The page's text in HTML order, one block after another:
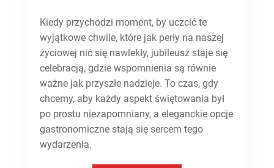
Kiedy przychodzi moment, by uczcić te
wyjątkowe chwile, które jak perły na naszej
życiowej nić się nawlekły, jubileusz staje się
celebracją, gdzie wspomnienia są równie
ważne jak przyszłe nadzieje. To czas, gdy
chcemy, aby każdy aspekt świętowania był
po prostu niezapomniany, a eleganckie opcje
gastronomiczne stają się sercem tego
wydarzenia.